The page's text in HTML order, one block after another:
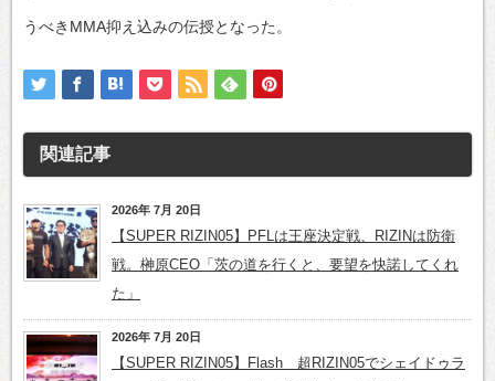
うべきMMA抑え込みの伝授となった。
関連記事
2026年 7月 20日
【SUPER RIZIN05】PFLは王座決定戦、RIZINは防衛
戦。榊原CEO「茨の道を行くと、要望を快諾してくれ
た」
2026年 7月 20日
【SUPER RIZIN05】Flash 超RIZIN05でシェイドゥラ